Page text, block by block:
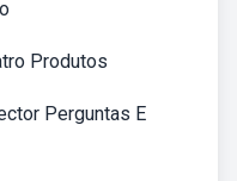
Produtos
Perguntas E